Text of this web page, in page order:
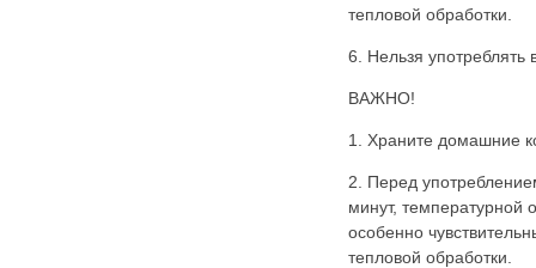
тепловой обработки.
6. Нельзя употреблять
ВАЖНО!
1. Храните домашние
2. Перед
минут, температурной
особенно
тепловой обработки.